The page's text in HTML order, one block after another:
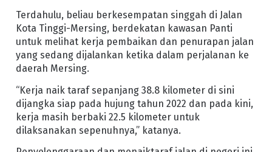
Terdahulu, beliau berkesempatan singgah di Jalan
Kota Tinggi-Mersing, berdekatan kawasan Panti
untuk melihat kerja pembaikan dan penurapan jalan
yang sedang dijalankan ketika dalam perjalanan ke
daerah Mersing.
“Kerja naik taraf sepanjang 38.8 kilometer di sini
dijangka siap pada hujung tahun 2022 dan pada kini,
kerja masih berbaki 22.5 kilometer untuk
dilaksanakan sepenuhnya,” katanya.